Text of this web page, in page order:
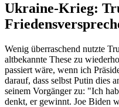
Ukraine-Krieg:
Wenig überraschend nutzte
altbekannte These zu
passiert wäre, wenn ich
darauf, dass selbst Putin dies
seinem Vorgänger zu: "Ich
denkt, er gewinnt. Joe Biden